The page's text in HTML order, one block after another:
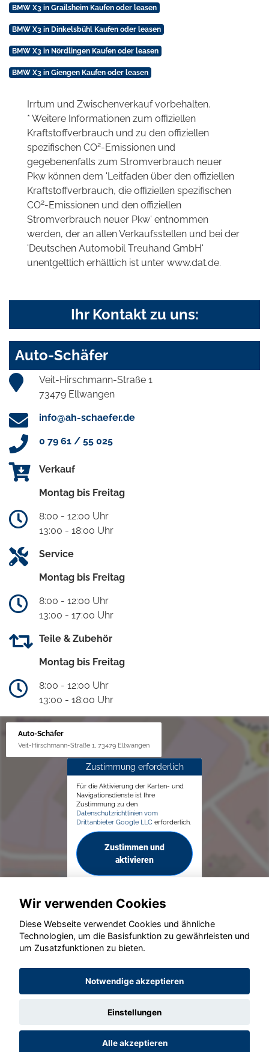
BMW X3 in Grailsheim Kaufen oder leasen
BMW X3 in Dinkelsbühl Kaufen oder leasen
BMW X3 in Nördlingen Kaufen oder leasen
BMW X3 in Giengen Kaufen oder leasen
Irrtum und Zwischenverkauf vorbehalten.
* Weitere Informationen zum offiziellen
Kraftstoffverbrauch und zu den offiziellen
spezifischen CO2-Emissionen und
gegebenenfalls zum Stromverbrauch neuer
Pkw können dem 'Leitfaden über den offiziellen
Kraftstoffverbrauch, die offiziellen spezifischen
CO2-Emissionen und den offiziellen
Stromverbrauch neuer Pkw' entnommen
werden, der an allen Verkaufsstellen und bei der
'Deutschen Automobil Treuhand GmbH'
unentgeltlich erhältlich ist unter www.dat.de.
Ihr Kontakt zu uns:
Auto-Schäfer
Veit-Hirschmann-Straße 1
73479 Ellwangen
info@ah-schaefer.de
0 79 61 / 55 025
Verkauf
Montag bis Freitag
8:00 - 12:00 Uhr
13:00 - 18:00 Uhr
Service
Montag bis Freitag
8:00 - 12:00 Uhr
13:00 - 17:00 Uhr
Teile & Zubehör
Montag bis Freitag
8:00 - 12:00 Uhr
13:00 - 18:00 Uhr
Auto-Schäfer
Veit-Hirschmann-Straße 1, 73479 Ellwangen
Zustimmung erforderlich
Für die Aktivierung der Karten- und
Navigationsdienste ist Ihre
Zustimmung zu den
Datenschutzrichtlinien vom
Drittanbieter Google LLC erforderlich.
Zustimmen und
aktivieren
© konjunkturmotor.de GmbH 2020 - 2026
Wir verwenden Cookies
Diese Webseite verwendet Cookies und ähnliche
Technologien, um die Basisfunktion zu gewährleisten und
um Zusatzfunktionen zu bieten.
Notwendige akzeptieren
Einstellungen
Alle akzeptieren